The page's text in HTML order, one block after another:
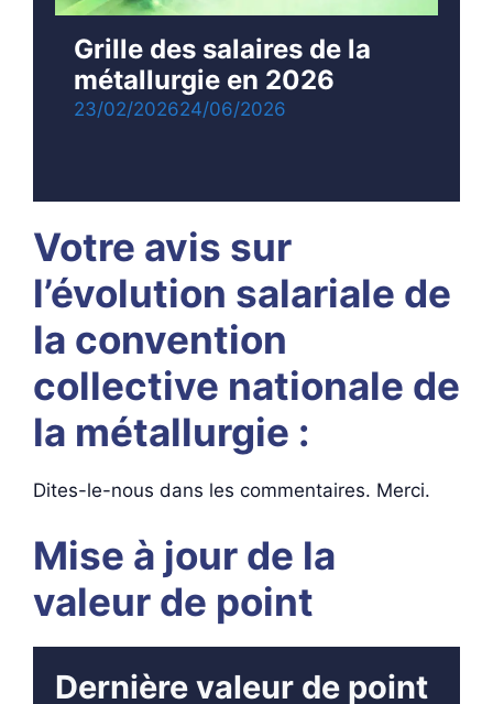
Grille des salaires de la
métallurgie en 2026
23/02/202624/06/2026
Votre avis sur
l’évolution salariale de
la convention
collective nationale de
la métallurgie :
Dites-le-nous dans les commentaires. Merci.
Mise à jour de la
valeur de point
Dernière valeur de point